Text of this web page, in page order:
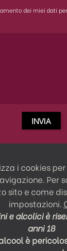
dei miei dati
i cookies
Per
sito e come
impostazioni.
e alcolici è
anni 18
è